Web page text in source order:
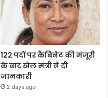
122 पदों पर कैबिनेट की मंजूरी
के बाद खेल मंत्री ने दी
जानकारी
2 days ago